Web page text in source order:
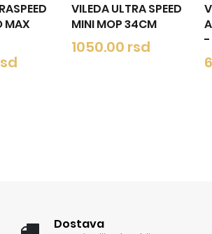
ULTRA SPEED
MOP 34CM
rsd
VILEDA
ANTIBAC SA
brisko
Dostava